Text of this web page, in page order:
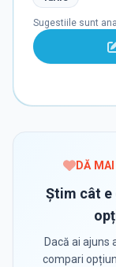
Sugestiile sunt
DĂ
Știm cât e
Dacă ai ajuns
compari